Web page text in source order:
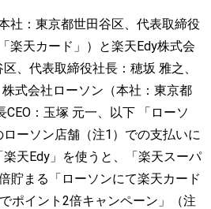
社：東京都世田谷区、代表取締役
楽天カード」）と楽天Edy株式会
、代表取締役社長：穂坂 雅之、
式会社ローソン（本社：東京都
：玉塚 元一、以下 「ローソ
ーソン店舗（注1）での支払いに
楽天Edy」を使うと、「楽天スーパ
貯まる「ローソンにて楽天カード
ポイント2倍キャンペーン」（注